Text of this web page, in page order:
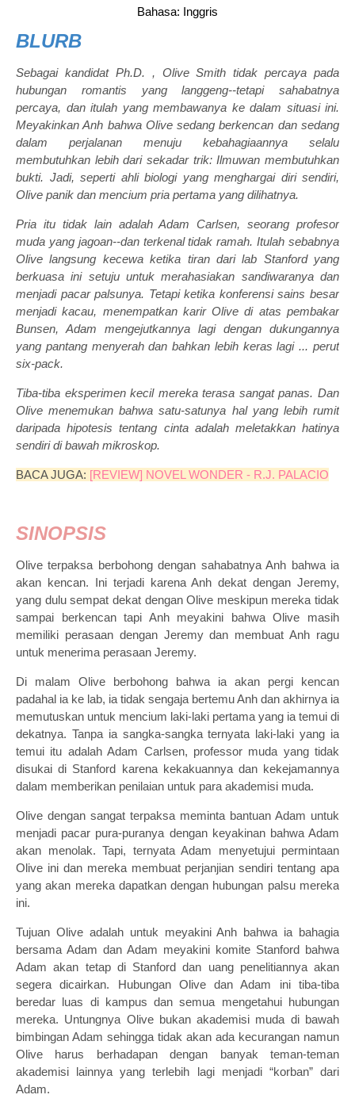
Bahasa: Inggris
BLURB
Sebagai kandidat Ph.D. , Olive Smith tidak percaya pada
hubungan romantis yang langgeng--tetapi sahabatnya
percaya, dan itulah yang membawanya ke dalam situasi ini.
Meyakinkan Anh bahwa Olive sedang berkencan dan sedang
dalam perjalanan menuju kebahagiaannya selalu
membutuhkan lebih dari sekadar trik: Ilmuwan membutuhkan
bukti. Jadi, seperti ahli biologi yang menghargai diri sendiri,
Olive panik dan mencium pria pertama yang dilihatnya.
Pria itu tidak lain adalah Adam Carlsen, seorang profesor
muda yang jagoan--dan terkenal tidak ramah. Itulah sebabnya
Olive langsung kecewa ketika tiran dari lab Stanford yang
berkuasa ini setuju untuk merahasiakan sandiwaranya dan
menjadi pacar palsunya. Tetapi ketika konferensi sains besar
menjadi kacau, menempatkan karir Olive di atas pembakar
Bunsen, Adam mengejutkannya lagi dengan dukungannya
yang pantang menyerah dan bahkan lebih keras lagi ... perut
six-pack.
Tiba-tiba eksperimen kecil mereka terasa sangat panas. Dan
Olive menemukan bahwa satu-satunya hal yang lebih rumit
daripada hipotesis tentang cinta adalah meletakkan hatinya
sendiri di bawah mikroskop.
BACA JUGA: [REVIEW] NOVEL WONDER - R.J. PALACIO
SINOPSIS
Olive terpaksa berbohong dengan sahabatnya Anh bahwa ia
akan kencan. Ini terjadi karena Anh dekat dengan Jeremy,
yang dulu sempat dekat dengan Olive meskipun mereka tidak
sampai berkencan tapi Anh meyakini bahwa Olive masih
memiliki perasaan dengan Jeremy dan membuat Anh ragu
untuk menerima perasaan Jeremy.
Di malam Olive berbohong bahwa ia akan pergi kencan
padahal ia ke lab, ia tidak sengaja bertemu Anh dan akhirnya ia
memutuskan untuk mencium laki-laki pertama yang ia temui di
dekatnya. Tanpa ia sangka-sangka ternyata laki-laki yang ia
temui itu adalah Adam Carlsen, professor muda yang tidak
disukai di Stanford karena kekakuannya dan kekejamannya
dalam memberikan penilaian untuk para akademisi muda.
Olive dengan sangat terpaksa meminta bantuan Adam untuk
menjadi pacar pura-puranya dengan keyakinan bahwa Adam
akan menolak. Tapi, ternyata Adam menyetujui permintaan
Olive ini dan mereka membuat perjanjian sendiri tentang apa
yang akan mereka dapatkan dengan hubungan palsu mereka
ini.
Tujuan Olive adalah untuk meyakini Anh bahwa ia bahagia
bersama Adam dan Adam meyakini komite Stanford bahwa
Adam akan tetap di Stanford dan uang penelitiannya akan
segera dicairkan. Hubungan Olive dan Adam ini tiba-tiba
beredar luas di kampus dan semua mengetahui hubungan
mereka. Untungnya Olive bukan akademisi muda di bawah
bimbingan Adam sehingga tidak akan ada kecurangan namun
Olive harus berhadapan dengan banyak teman-teman
akademisi lainnya yang terlebih lagi menjadi “korban” dari
Adam.